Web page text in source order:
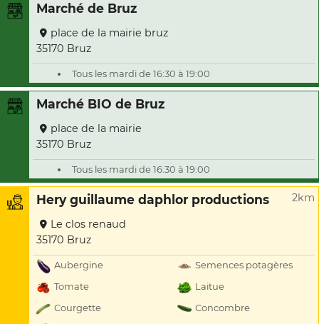
Marché de Bruz
place de la mairie bruz
35170 Bruz
Tous les mardi de 16:30 à 19:00
Marché BIO de Bruz
place de la mairie
35170 Bruz
Tous les mardi de 16:30 à 19:00
Hery guillaume daphlor productions 2km
Le clos renaud
35170 Bruz
Aubergine
Semences potagères
Tomate
Laitue
Courgette
Concombre